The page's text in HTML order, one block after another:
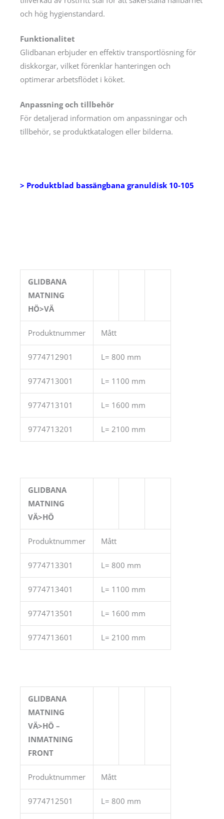
och hög hygienstandard.
Funktionalitet
Glidbanan erbjuder en effektiv transportlösning för
diskkorgar, vilket förenklar hanteringen och
optimerar arbetsflödet i köket.
Anpassning och tillbehör
För detaljerad information om anpassningar och
tillbehör, se produktkatalogen eller bilderna.
> Produktblad bassängbana granuldisk 10-105
GLIDBANA
MATNING
HÖ>VÄ
Produktnummer Mått
9774712901 L= 800 mm
9774713001 L= 1100 mm
9774713101 L= 1600 mm
9774713201 L= 2100 mm
GLIDBANA
MATNING
VÄ>HÖ
Produktnummer Mått
9774713301 L= 800 mm
9774713401 L= 1100 mm
9774713501 L= 1600 mm
9774713601 L= 2100 mm
GLIDBANA
MATNING
VÄ>HÖ –
INMATNING
FRONT
Produktnummer Mått
9774712501 L= 800 mm